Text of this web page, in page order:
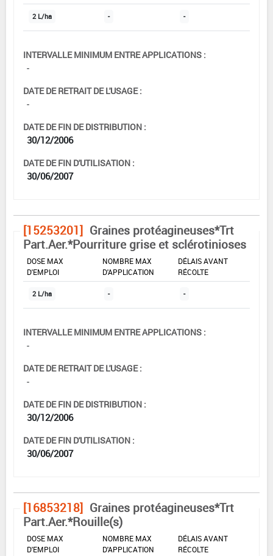
2 L/ha - -
INTERVALLE MINIMUM ENTRE APPLICATIONS :
-
DATE DE RETRAIT DE L'USAGE :
-
DATE DE FIN DE DISTRIBUTION :
30/12/2006
DATE DE FIN D'UTILISATION :
30/06/2007
[15253201] Graines protéagineuses*Trt
Part.Aer.*Pourriture grise et sclérotinioses
DOSE MAX
D'EMPLOI
NOMBRE MAX
D'APPLICATION
DÉLAIS AVANT
RÉCOLTE
2 L/ha - -
INTERVALLE MINIMUM ENTRE APPLICATIONS :
-
DATE DE RETRAIT DE L'USAGE :
-
DATE DE FIN DE DISTRIBUTION :
30/12/2006
DATE DE FIN D'UTILISATION :
30/06/2007
[16853218] Graines protéagineuses*Trt
Part.Aer.*Rouille(s)
DOSE MAX
D'EMPLOI
NOMBRE MAX
D'APPLICATION
DÉLAIS AVANT
RÉCOLTE